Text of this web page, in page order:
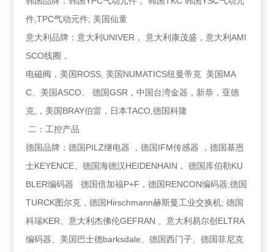
件,TPC气动元件; 美国仙童
意大利品牌：意大利UNIVER， 意大利康茂盛，意大利AMI
SCO线圈，
电磁阀，美国ROSS, 美国NUMATICS纽曼帝克 美国MA
C、美国ASCO、 德国GSR，中国台湾金器，新恭，亚德
克,，美国BRAY伯雷，日本TACO,德国科隆
二：工控产品
德国品牌：德国PILZ继电器 ，德国IFM传感器 ，德国基恩
士KEYENCE、德国海德汉HEIDENHAIN， 德国库伯勒KU
BLER编码器 德国倍加福P+F，德国RENCON编码器;德国
TURCK图尔克，德国Hirschmann赫斯曼工业交换机; 德国
科瑞KER、意大利杰佛伦GEFRAN 、意大利易尔创ELTRA
编码器、美国巴士德barksdale、德国西门子、德国菲尼克